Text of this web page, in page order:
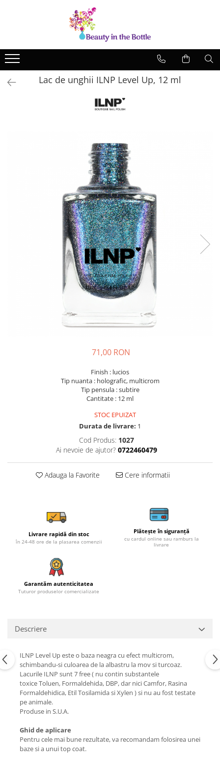
OPI
ILNP
Zoya
Base coat
Top Coat
Ingrijire
Lac de unghii ILNP Level Up, 12 ml
71,00 RON
Finish : lucios
Tip nuanta : holografic, multicrom
Tip pensula : subtire
Cantitate : 12 ml
STOC EPUIZAT
Durata de livrare: 1
Cod Produs: 1027
Ai nevoie de ajutor? 0722460479
Adauga la Favorite Cere informatii
Livrare rapidă din stoc
în 24-48 ore de la plasarea comenzii
Plătește în siguranță
cu cardul online sau ramburs la
livrare
Garantăm autenticitatea
Tuturor produselor comercializate
Descriere
ILNP Level Up este o baza neagra cu efect multicrom,
schimbandu-si culoarea de la albastru la mov si turcoaz.
Lacurile ILNP sunt 7 free ( nu contin substantele
toxice Toluen, Formaldehida, DBP, dar nici Camfor, Rasina
Formaldehidica, Etil Tosilamida si Xylen ) si nu au fost testate
pe animale.
Produse in S.U.A.
Ghid de aplicare
Pentru cele mai bune rezultate, va recomandam folosirea unei
baze si a unui top coat.